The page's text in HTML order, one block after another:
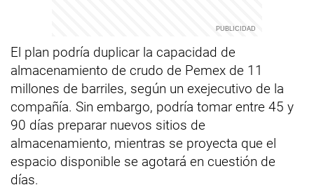
El plan podría duplicar la capacidad de
almacenamiento de crudo de Pemex de 11
millones de barriles, según un exejecutivo de la
compañía. Sin embargo, podría tomar entre 45 y
90 días preparar nuevos sitios de
almacenamiento, mientras se proyecta que el
espacio disponible se agotará en cuestión de
días.